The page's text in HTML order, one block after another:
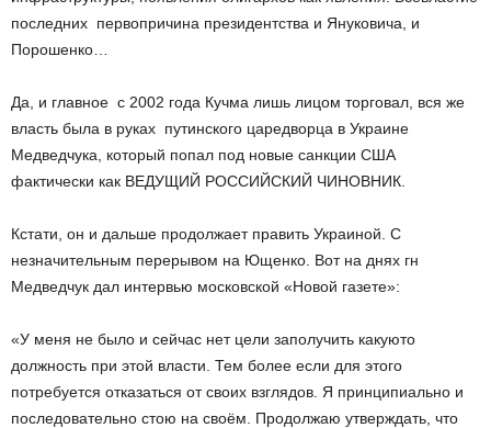
последних ­ первопричина президентства и Януковича, и
Порошенко…
Да, и главное ­ с 2002 года Кучма лишь лицом торговал, вся же
власть была в руках путинского царедворца в Украине
Медведчука, который попал под новые санкции США
фактически как ВЕДУЩИЙ РОССИЙСКИЙ ЧИНОВНИК.
Кстати, он и дальше продолжает править Украиной. С
незначительным перерывом на Ющенко. Вот на днях г­н
Медведчук дал интервью московской «Новой газете»:
«У меня не было и сейчас нет цели заполучить какую­то
должность при этой власти. Тем более если для этого
потребуется отказаться от своих взглядов. Я принципиально и
последовательно стою на своём. Продолжаю утверждать, что